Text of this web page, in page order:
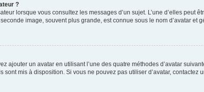
?
lorsque vous consultez les messages d’un sujet. L’une d’elles peut
image, souvent plus grande, est connue sous le nom d’avatar et
ajouter un avatar en utilisant l’une des quatre méthodes d’avatar
mis à disposition. Si vous ne pouvez pas utiliser d’avatar, contactez